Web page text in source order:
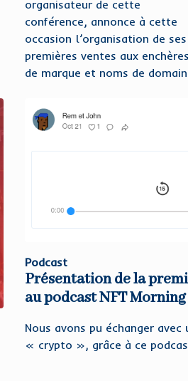
organisateur de cette
conférence, annonce à cette
occasion l’organisation de ses
premières ventes aux enchères
de marque et noms de
Podcast
Présentation de la
au podcast NFT Morning
Nous avons pu échanger
« crypto », grâce à ce